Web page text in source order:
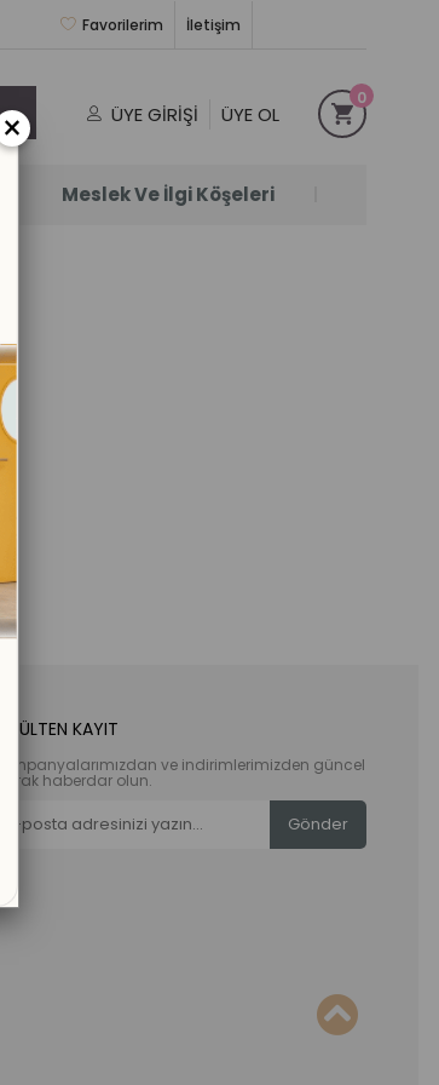
İletişim
Favorilerim
ÜYE GIRIŞI ÜYE OL
0
Meslek Ve İlgi Köşeleri
E-BÜLTEN KAYIT
Kampanyalarımızdan ve indirimlerimizden güncel
olarak haberdar olun.
Gönder
×